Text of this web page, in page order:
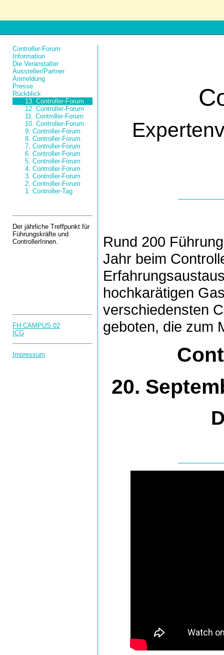
Controller-Forum
Information
Die Veranstalter
Aussteller/Partner
Anmeldung
Presse
Rückblick
13. Controller-Forum
12. Controller-Forum
11. Controller-Forum
10. Controller-Forum
9. Controller-Forum
8. Controller-Forum
7. Controller-Forum
6. Controller-Forum
5. Controller-Forum
4. Controller-Forum
3. Controller-Forum
2. Controller-Forum
1. Controller-Tag
Der jährliche Treffpunkt für
Führungskräfte und
ControllerInnen.
FH CAMPUS 02
ICG
Impressum
Rund 200
Jahr beim
hochkarätigen
verschiedensten
geboten, die zum
20.